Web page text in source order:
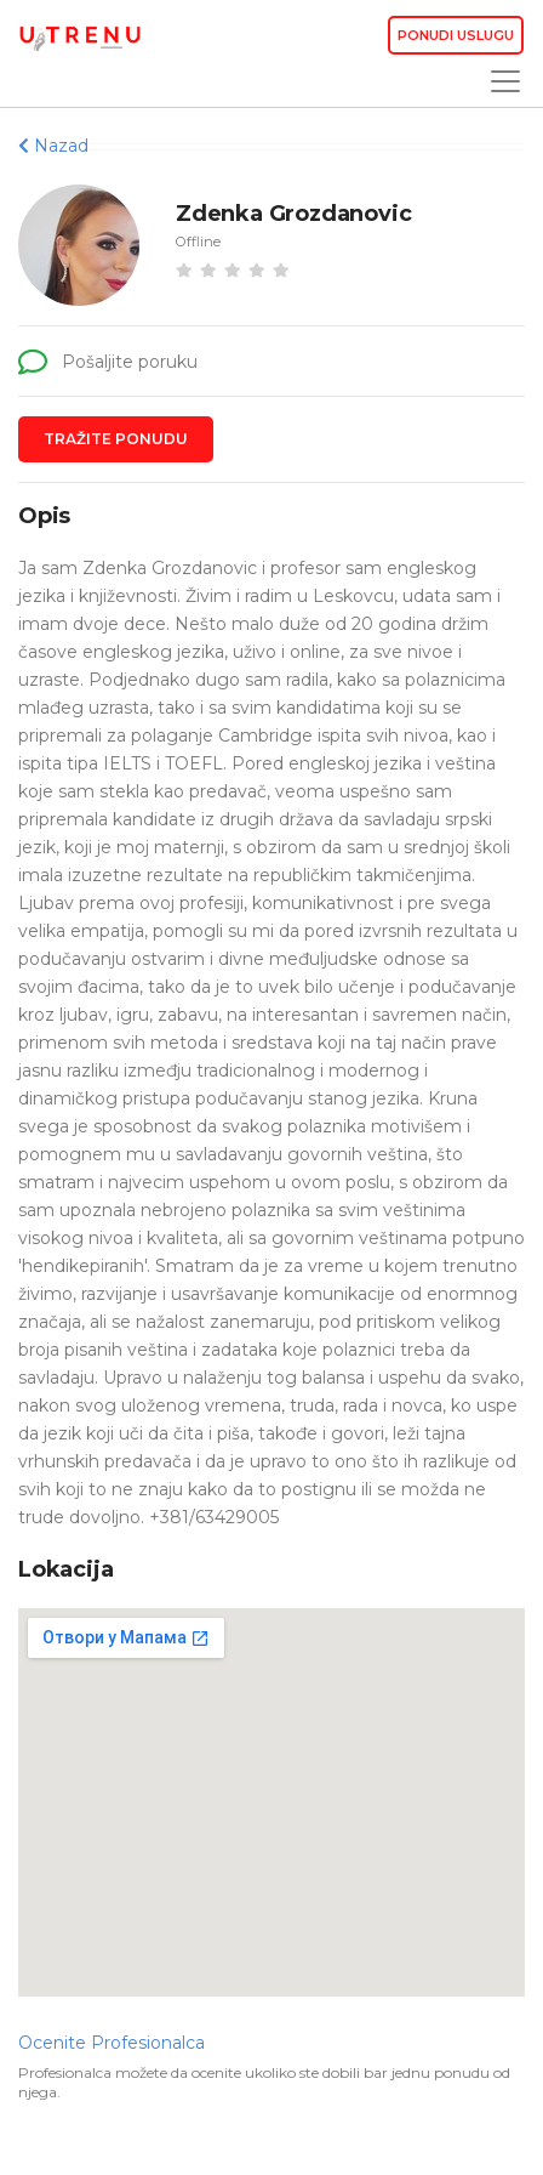
PONUDI USLUGU
Nazad
Zdenka Grozdanovic
Offline
Pošaljite poruku
TRAŽITE PONUDU
Opis
Ja sam Zdenka Grozdanovic i profesor sam engleskog
jezika i književnosti. Živim i radim u Leskovcu, udata sam i
imam dvoje dece. Nešto malo duže od 20 godina držim
časove engleskog jezika, uživo i online, za sve nivoe i
uzraste. Podjednako dugo sam radila, kako sa polaznicima
mlađeg uzrasta, tako i sa svim kandidatima koji su se
pripremali za polaganje Cambridge ispita svih nivoa, kao i
ispita tipa IELTS i TOEFL. Pored engleskoj jezika i veština
koje sam stekla kao predavač, veoma uspešno sam
pripremala kandidate iz drugih država da savladaju srpski
jezik, koji je moj maternji, s obzirom da sam u srednjoj školi
imala izuzetne rezultate na republičkim takmičenjima.
Ljubav prema ovoj profesiji, komunikativnost i pre svega
velika empatija, pomogli su mi da pored izvrsnih rezultata u
podučavanju ostvarim i divne međuljudske odnose sa
svojim đacima, tako da je to uvek bilo učenje i podučavanje
kroz ljubav, igru, zabavu, na interesantan i savremen način,
primenom svih metoda i sredstava koji na taj način prave
jasnu razliku izmeđju tradicionalnog i modernog i
dinamičkog pristupa podučavanju stanog jezika. Kruna
svega je sposobnost da svakog polaznika motivišem i
pomognem mu u savladavanju govornih veština, što
smatram i najvecim uspehom u ovom poslu, s obzirom da
sam upoznala nebrojeno polaznika sa svim veštinima
visokog nivoa i kvaliteta, ali sa govornim veštinama potpuno
'hendikepiranih'. Smatram da je za vreme u kojem trenutno
živimo, razvijanje i usavršavanje komunikacije od enormnog
značaja, ali se nažalost zanemaruju, pod pritiskom velikog
broja pisanih veština i zadataka koje polaznici treba da
savladaju. Upravo u nalaženju tog balansa i uspehu da svako,
nakon svog uloženog vremena, truda, rada i novca, ko uspe
da jezik koji uči da čita i piša, takođe i govori, leži tajna
vrhunskih predavača i da je upravo to ono što ih razlikuje od
svih koji to ne znaju kako da to postignu ili se možda ne
trude dovoljno. +381/63429005
Lokacija
Ocenite Profesionalca
Profesionalca možete da ocenite ukoliko ste dobili bar jednu ponudu od
njega.